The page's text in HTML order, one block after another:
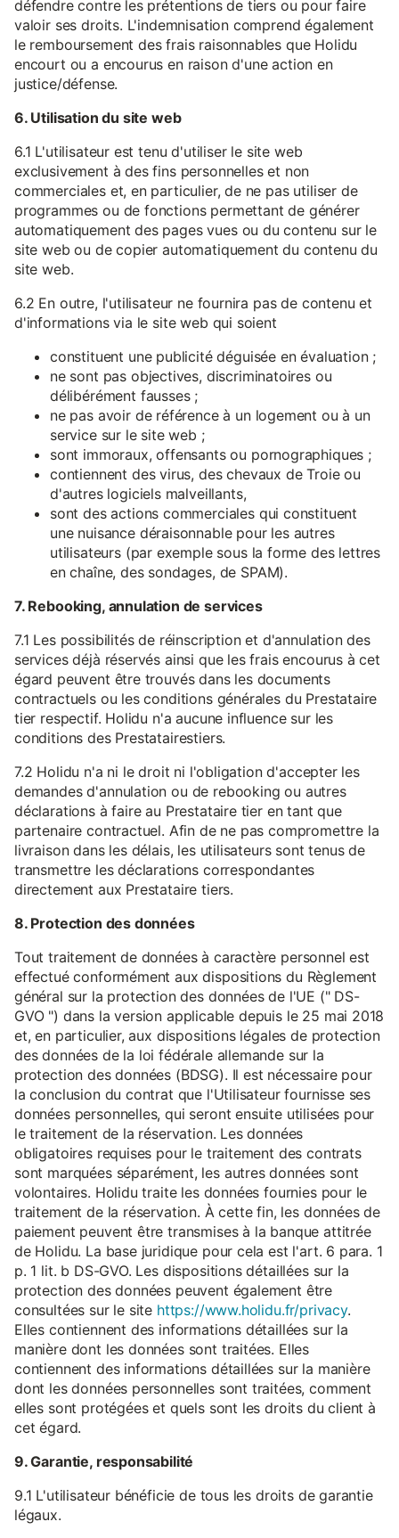
défendre contre les prétentions de tiers ou pour faire
valoir ses droits. L'indemnisation comprend également
le remboursement des frais raisonnables que Holidu
encourt ou a encourus en raison d'une action en
justice/défense.
6. Utilisation du site web
6.1 L'utilisateur est tenu d'utiliser le site web
exclusivement à des fins personnelles et non
commerciales et, en particulier, de ne pas utiliser de
programmes ou de fonctions permettant de générer
automatiquement des pages vues ou du contenu sur le
site web ou de copier automatiquement du contenu du
site web.
6.2 En outre, l'utilisateur ne fournira pas de contenu et
d'informations via le site web qui soient
constituent une publicité déguisée en évaluation ;
ne sont pas objectives, discriminatoires ou
délibérément fausses ;
ne pas avoir de référence à un logement ou à un
service sur le site web ;
sont immoraux, offensants ou pornographiques ;
contiennent des virus, des chevaux de Troie ou
d'autres logiciels malveillants,
sont des actions commerciales qui constituent
une nuisance déraisonnable pour les autres
utilisateurs (par exemple sous la forme des lettres
en chaîne, des sondages, de SPAM).
7. Rebooking, annulation de services
7.1 Les possibilités de réinscription et d'annulation des
services déjà réservés ainsi que les frais encourus à cet
égard peuvent être trouvés dans les documents
contractuels ou les conditions générales du Prestataire
tier respectif. Holidu n'a aucune influence sur les
conditions des Prestatairestiers.
7.2 Holidu n'a ni le droit ni l'obligation d'accepter les
demandes d'annulation ou de rebooking ou autres
déclarations à faire au Prestataire tier en tant que
partenaire contractuel. Afin de ne pas compromettre la
livraison dans les délais, les utilisateurs sont tenus de
transmettre les déclarations correspondantes
directement aux Prestataire tiers.
8. Protection des données
Tout traitement de données à caractère personnel est
effectué conformément aux dispositions du Règlement
général sur la protection des données de l'UE (" DS-
GVO ") dans la version applicable depuis le 25 mai 2018
et, en particulier, aux dispositions légales de protection
des données de la loi fédérale allemande sur la
protection des données (BDSG). Il est nécessaire pour
la conclusion du contrat que l'Utilisateur fournisse ses
données personnelles, qui seront ensuite utilisées pour
le traitement de la réservation. Les données
obligatoires requises pour le traitement des contrats
sont marquées séparément, les autres données sont
volontaires. Holidu traite les données fournies pour le
traitement de la réservation. À cette fin, les données de
paiement peuvent être transmises à la banque attitrée
de Holidu. La base juridique pour cela est l'art. 6 para. 1
p. 1 lit. b DS-GVO. Les dispositions détaillées sur la
protection des données peuvent également être
consultées sur le site https://www.holidu.fr/privacy.
Elles contiennent des informations détaillées sur la
manière dont les données sont traitées. Elles
contiennent des informations détaillées sur la manière
dont les données personnelles sont traitées, comment
elles sont protégées et quels sont les droits du client à
cet égard.
9. Garantie, responsabilité
9.1 L'utilisateur bénéficie de tous les droits de garantie
légaux.